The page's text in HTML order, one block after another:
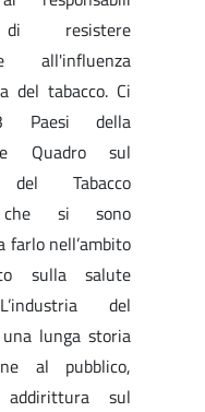
resistere
all'influenza
del tabacco. Ci
Paesi della
Quadro sul
del Tabacco
che si sono
farlo nell’ambito
sulla salute
del
lunga storia
al pubblico,
addirittura sul